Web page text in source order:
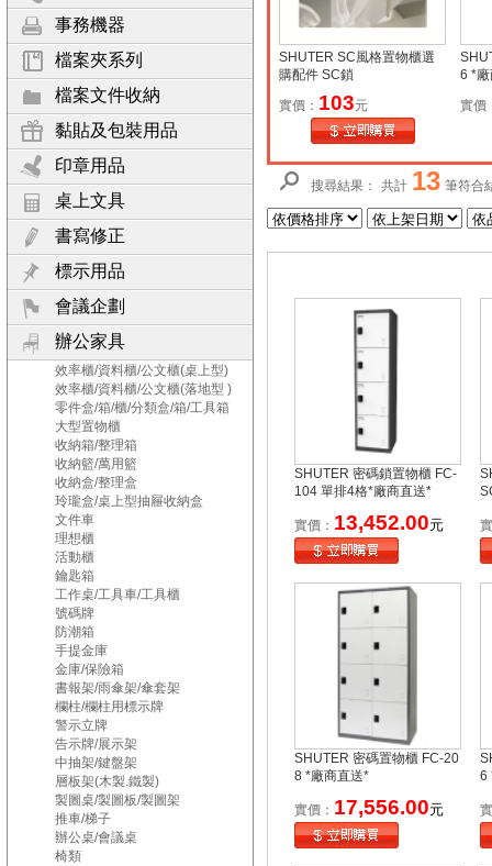
事務機器
檔案夾系列
檔案文件收納
黏貼及包裝用品
印章用品
桌上文具
書寫修正
標示用品
會議企劃
辦公家具
效率櫃/資料櫃/公文櫃(桌上型)
效率櫃/資料櫃/公文櫃(落地型 )
零件盒/箱/櫃/分類盒/箱/工具箱
大型置物櫃
收納箱/整理箱
收納籃/萬用籃
收納盒/整理盒
玲瓏盒/桌上型抽屜收納盒
文件車
理想櫃
活動櫃
鑰匙箱
工作桌/工具車/工具櫃
號碼牌
防潮箱
手提金庫
金庫/保險箱
書報架/雨傘架/傘套架
欄柱/欄柱用標示牌
警示立牌
告示牌/展示架
中抽架/鍵盤架
層板架(木製.鐵製)
製圖桌/製圖板/製圖架
推車/梯子
辦公桌/會議桌
椅類
SHUTER SC風格置物櫃選
購配件 SC鎖
實價： 103元
6 *
實價
搜尋結果： 共計 13 筆符合
SHUTER 密碼鎖置物櫃 FC-
104 單排4格*廠商直送*
實價： 13,452.00元
SHUTER 密碼置物櫃 FC-20
8 *廠商直送*
實價： 17,556.00元
6